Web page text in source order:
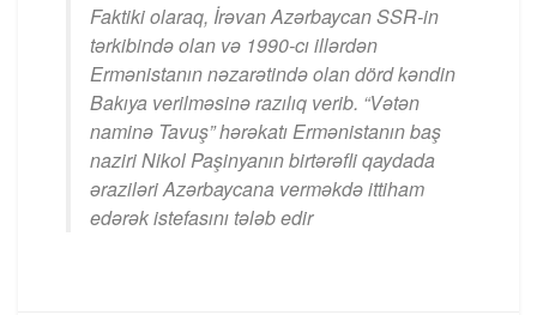
Faktiki olaraq, İrəvan Azərbaycan SSR-in
tərkibində olan və 1990-cı illərdən
Ermənistanın nəzarətində olan dörd kəndin
Bakıya verilməsinə razılıq verib. “Vətən
naminə Tavuş” hərəkatı Ermənistanın baş
naziri Nikol Paşinyanın birtərəfli qaydada
əraziləri Azərbaycana verməkdə ittiham
edərək istefasını tələb edir